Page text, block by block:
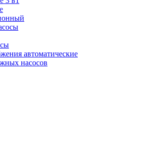
автоматические
насосов